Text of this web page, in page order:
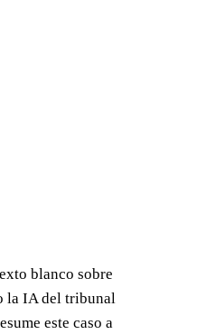
blanco sobre
la IA del tribunal
este caso a